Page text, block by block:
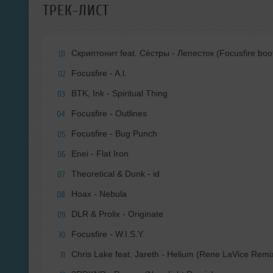
ТРЕК-ЛИСТ
01 Скриптонит feat. Сёстры - Лепесток (Focusfire
02 Focusfire - A.l.
03 BTK, Ink - Spiritual Thing
04 Focusfire - Outlines
05 Focusfire - Bug Punch
06 Enei - Flat Iron
07 Theoretical & Dunk - id
08 Hoax - Nebula
09 DLR & Prolix - Originate
10 Focusfire - W.I.S.Y.
11 Chris Lake feat. Jareth - Helium (Rene LaVice